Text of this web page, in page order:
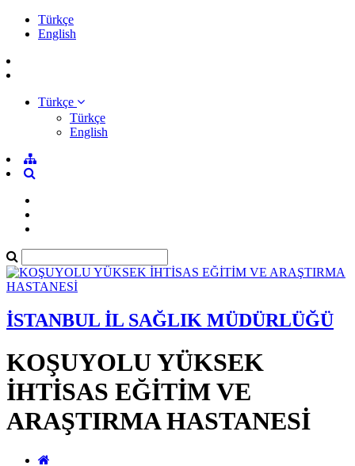
Türkçe
English
Türkçe
Türkçe
English
İSTANBUL İL SAĞLIK MÜDÜRLÜĞÜ
KOŞUYOLU YÜKSEK
İHTİSAS EĞİTİM VE
ARAŞTIRMA HASTANESİ